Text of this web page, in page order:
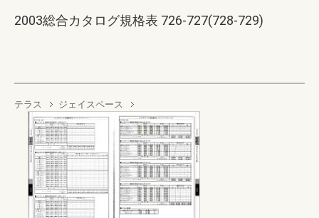
2003総合カタログ規格表 726-727(728-729)
テラス ジェイスペース